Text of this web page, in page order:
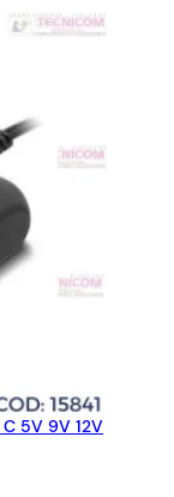
5V 9V 12V